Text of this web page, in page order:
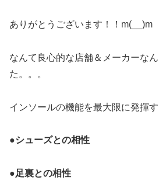
ありがとうございます！！m(__)m
なんて良心的な店舗＆メーカーな
た。。。
インソールの機能を最大限に発揮す
●シューズとの相性
●足裏との相性